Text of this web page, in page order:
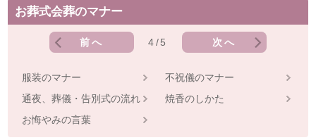
お葬式会葬のマナー
前へ 4/5 次へ
服装のマナー
不祝儀のマナー
通夜、葬儀・告別式の流れ
焼香のしかた
お悔やみの言葉